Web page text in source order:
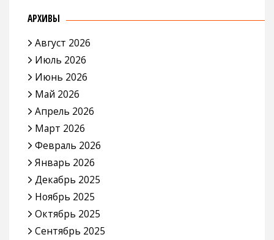
АРХИВЫ
Август 2026
Июль 2026
Июнь 2026
Май 2026
Апрель 2026
Март 2026
Февраль 2026
Январь 2026
Декабрь 2025
Ноябрь 2025
Октябрь 2025
Сентябрь 2025